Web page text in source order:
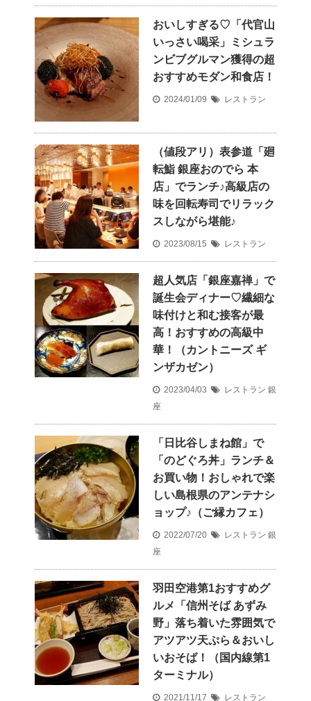
おいしすぎる♡「代官山
いっさい喝采」ミシュラ
ンビブグルマン獲得の超
おすすめモダン和食店！
2024/01/09 レストラン
（値段アリ）表参道「廻
転鮨 銀座おのでら 本
店」でランチ♪高級店の
味を回転寿司でリラック
スしながら堪能♪
2023/08/15 レストラン
超人気店「銀座嘉禅」で
誕生会ディナー♡繊細な
味付けと和む接客が最
高！おすすめの高級中
華！（カントニーズ ギ
ンザカゼン）
2023/04/03 レストラン 銀
座
「日比谷しまね館」で
「のどぐろ丼」ランチ＆
お買い物！おしゃれで楽
しい島根県のアンテナシ
ョップ♪（ご縁カフェ）
2022/07/20 レストラン 銀
座
羽田空港第1おすすめグ
ルメ「信州そば あずみ
野」落ち着いた雰囲気で
アツアツ天ぷら＆おいし
いおそば！（国内線第1
ターミナル）
2021/11/17 レストラン